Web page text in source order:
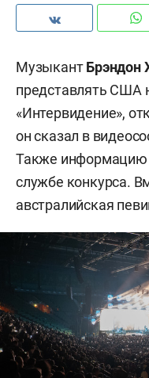
МузыкантБрэндон
представлять США
«Интервидение»,
он сказал в
Также информацию
службе конкурса.
австралийская